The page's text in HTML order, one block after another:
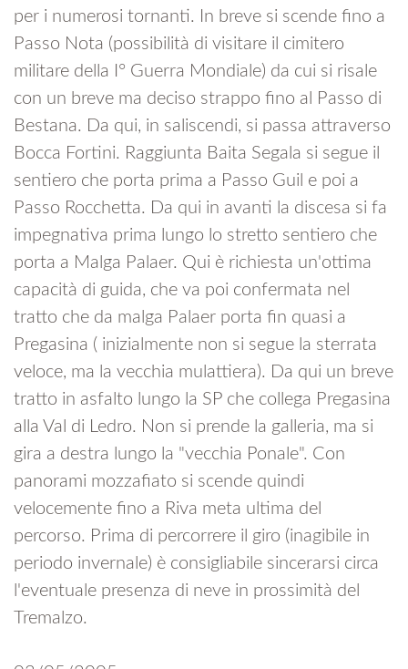
per i numerosi tornanti. In breve si scende fino a
Passo Nota (possibilità di visitare il cimitero
militare della I° Guerra Mondiale) da cui si risale
con un breve ma deciso strappo fino al Passo di
Bestana. Da qui, in saliscendi, si passa attraverso
Bocca Fortini. Raggiunta Baita Segala si segue il
sentiero che porta prima a Passo Guil e poi a
Passo Rocchetta. Da qui in avanti la discesa si fa
impegnativa prima lungo lo stretto sentiero che
porta a Malga Palaer. Qui è richiesta un'ottima
capacità di guida, che va poi confermata nel
tratto che da malga Palaer porta fin quasi a
Pregasina ( inizialmente non si segue la sterrata
veloce, ma la vecchia mulattiera). Da qui un breve
tratto in asfalto lungo la SP che collega Pregasina
alla Val di Ledro. Non si prende la galleria, ma si
gira a destra lungo la "vecchia Ponale". Con
panorami mozzafiato si scende quindi
velocemente fino a Riva meta ultima del
percorso. Prima di percorrere il giro (inagibile in
periodo invernale) è consigliabile sincerarsi circa
l'eventuale presenza di neve in prossimità del
Tremalzo.